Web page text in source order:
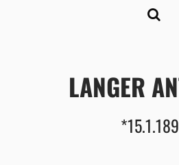
LANGER